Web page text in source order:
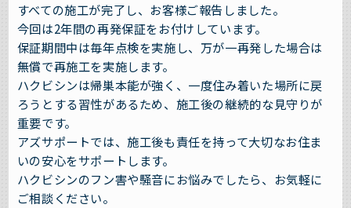
すべての施工が完了し、お客様ご報告しました。
今回は2年間の再発保証をお付けしています。
保証期間中は毎年点検を実施し、万が一再発した場合は
無償で再施工を実施します。
ハクビシンは帰巣本能が強く、一度住み着いた場所に戻
ろうとする習性があるため、施工後の継続的な見守りが
重要です。
アズサポートでは、施工後も責任を持って大切なお住ま
いの安心をサポートします。
ハクビシンのフン害や騒音にお悩みでしたら、お気軽に
ご相談ください。